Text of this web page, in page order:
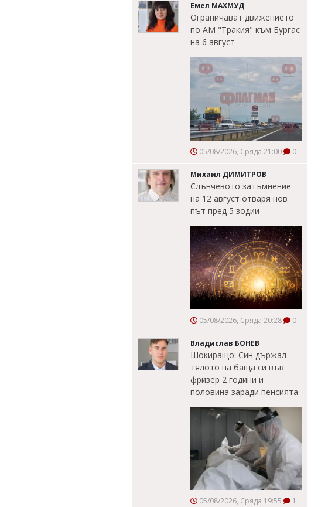
Емел МАХМУД
Ограничават движението
по АМ "Тракия" към Бургас
на 6 август
05/08/2026, Сряда 21:00 0
Михаил ДИМИТРОВ
Слънчевото затъмнение
на 12 август отваря нов
път пред 5 зодии
05/08/2026, Сряда 20:28 0
Владислав БОНЕВ
Шокиращо: Син държал
тялото на баща си във
фризер 2 години и
половина заради пенсията
05/08/2026, Сряда 19:55 1